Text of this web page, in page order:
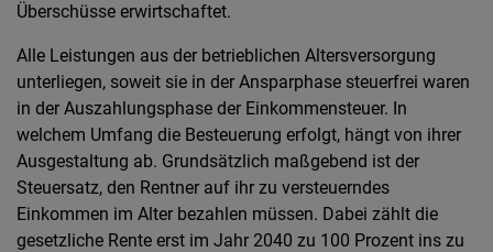
Überschüsse erwirtschaftet.
Alle Leistungen aus der betrieblichen Altersversorgung
unterliegen, soweit sie in der Ansparphase steuerfrei waren
in der Auszahlungsphase der Einkommensteuer. In
welchem Umfang die Besteuerung erfolgt, hängt von ihrer
Ausgestaltung ab. Grundsätzlich maßgebend ist der
Steuersatz, den Rentner auf ihr zu versteuerndes
Einkommen im Alter bezahlen müssen. Dabei zählt die
gesetzliche Rente erst im Jahr 2040 zu 100 Prozent ins zu